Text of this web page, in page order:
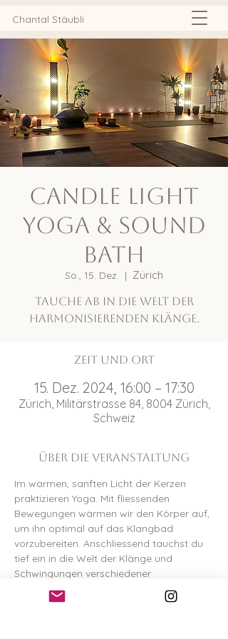
Chantal Stäubli
Candle Light
Yoga & Sound
Bath
So., 15. Dez.
  |
Zürich
Tauche ab in die Welt der
harmonisierenden Klänge.
Zeit und Ort
15. Dez. 2024, 16:00 – 17:30
Zürich, Militärstrasse 84, 8004 Zürich,
Schweiz
Über die Veranstaltung
Im warmen, sanften Licht der Kerzen
praktizieren Yoga. Mit fliessenden
Bewegungen wärmen wir den Körper auf,
um ihn optimal auf das Klangbad
vorzubereiten. Anschliessend tauchst du
tief ein in die Welt der Klänge und
Schwingungen verschiedener
Instrumente.
Entspannung noch intensiver